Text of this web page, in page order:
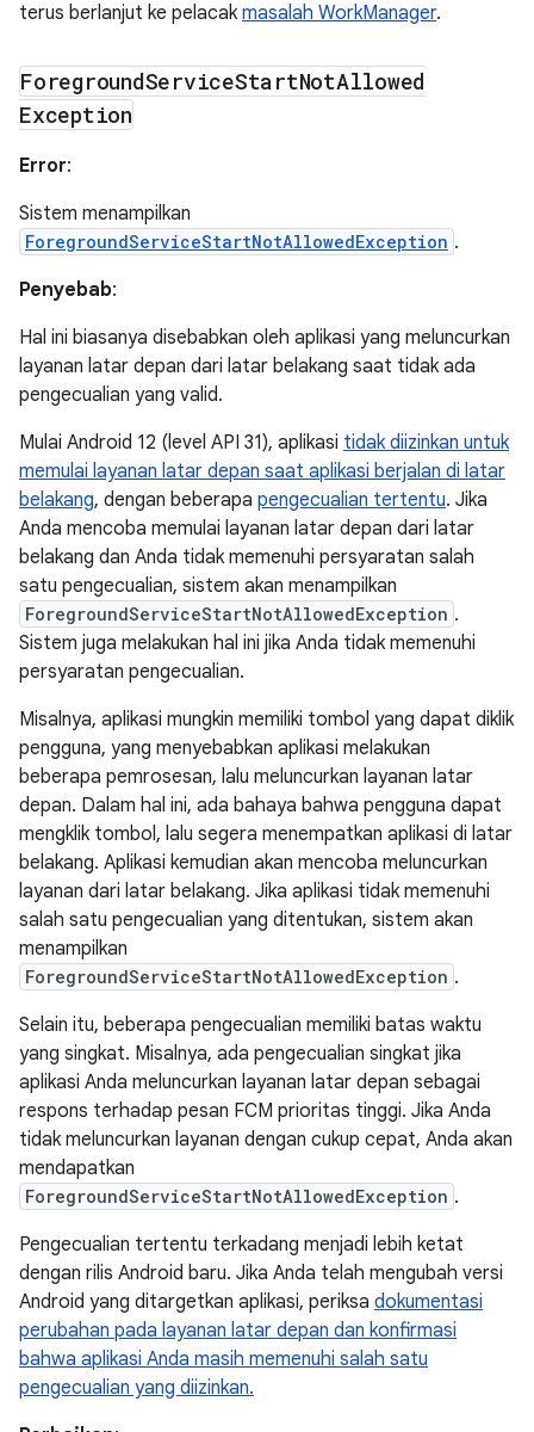
terus berlanjut ke pelacak masalah WorkManager.
ForegroundServiceStartNotAllowed
Exception
Error:
Sistem menampilkan
ForegroundServiceStartNotAllowedException .
Penyebab:
Hal ini biasanya disebabkan oleh aplikasi yang meluncurkan
layanan latar depan dari latar belakang saat tidak ada
pengecualian yang valid.
Mulai Android 12 (level API 31), aplikasi tidak diizinkan untuk
memulai layanan latar depan saat aplikasi berjalan di latar
belakang, dengan beberapa pengecualian tertentu. Jika
Anda mencoba memulai layanan latar depan dari latar
belakang dan Anda tidak memenuhi persyaratan salah
satu pengecualian, sistem akan menampilkan
ForegroundServiceStartNotAllowedException .
Sistem juga melakukan hal ini jika Anda tidak memenuhi
persyaratan pengecualian.
Misalnya, aplikasi mungkin memiliki tombol yang dapat diklik
pengguna, yang menyebabkan aplikasi melakukan
beberapa pemrosesan, lalu meluncurkan layanan latar
depan. Dalam hal ini, ada bahaya bahwa pengguna dapat
mengklik tombol, lalu segera menempatkan aplikasi di latar
belakang. Aplikasi kemudian akan mencoba meluncurkan
layanan dari latar belakang. Jika aplikasi tidak memenuhi
salah satu pengecualian yang ditentukan, sistem akan
menampilkan
ForegroundServiceStartNotAllowedException .
Selain itu, beberapa pengecualian memiliki batas waktu
yang singkat. Misalnya, ada pengecualian singkat jika
aplikasi Anda meluncurkan layanan latar depan sebagai
respons terhadap pesan FCM prioritas tinggi. Jika Anda
tidak meluncurkan layanan dengan cukup cepat, Anda akan
mendapatkan
ForegroundServiceStartNotAllowedException .
Pengecualian tertentu terkadang menjadi lebih ketat
dengan rilis Android baru. Jika Anda telah mengubah versi
Android yang ditargetkan aplikasi, periksa dokumentasi
perubahan pada layanan latar depan dan konfirmasi
bahwa aplikasi Anda masih memenuhi salah satu
pengecualian yang diizinkan.